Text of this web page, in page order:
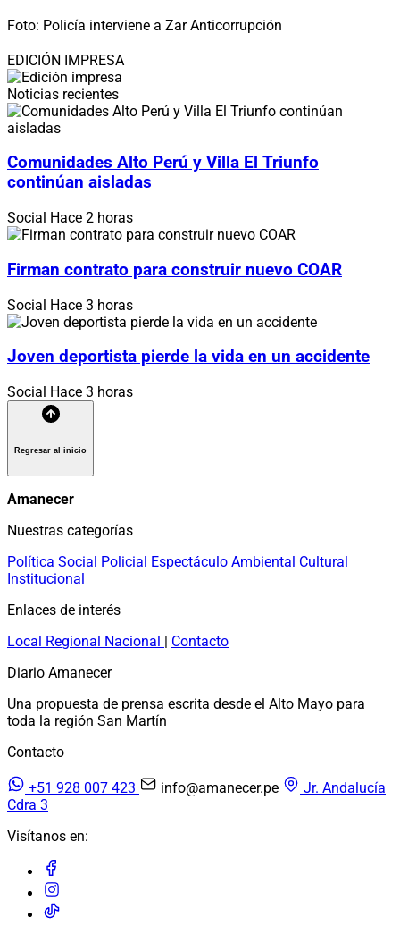
Foto: Policía interviene a Zar Anticorrupción
EDICIÓN IMPRESA
Noticias recientes
Comunidades Alto Perú y Villa El Triunfo
continúan aisladas
Social Hace 2 horas
Firman contrato para construir nuevo COAR
Social Hace 3 horas
Joven deportista pierde la vida en un accidente
Social Hace 3 horas
Regresar al inicio
Amanecer
Nuestras categorías
Política Social Policial Espectáculo Ambiental Cultural
Institucional
Enlaces de interés
Local Regional Nacional | Contacto
Diario Amanecer
Una propuesta de prensa escrita desde el Alto Mayo para
toda la región San Martín
Contacto
+51 928 007 423 info@amanecer.pe
Jr. Andalucía
Cdra 3
Visítanos en: